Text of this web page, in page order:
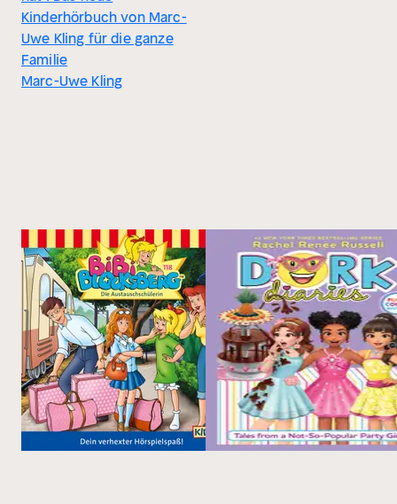
Kinderhörbuch von Marc-
Uwe Kling für die ganze
Familie
Marc-Uwe Kling